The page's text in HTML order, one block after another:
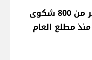
وزارة الاقتصاد: أكثر من 800 شكوى
مطلع العام